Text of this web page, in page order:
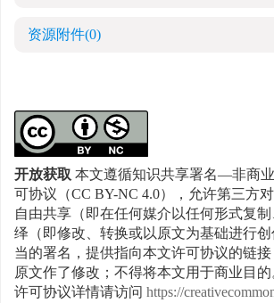
资源附件(0)
开放获取本文遵循知识共享署名—非商
可协议（CC BY-NC 4.0），允许第三方
自由共享（即在任何媒介以任何形式复
绎（即修改、转换或以原文为基础进行
当的署名，提供指向本文许可协议的链
原文作了修改；不得将本文用于商业目的
许可协议详情请访问 https://